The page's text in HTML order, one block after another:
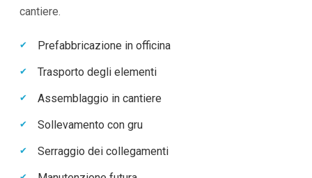
cantiere.
Prefabbricazione in officina
Trasporto degli elementi
Assemblaggio in cantiere
Sollevamento con gru
Serraggio dei collegamenti